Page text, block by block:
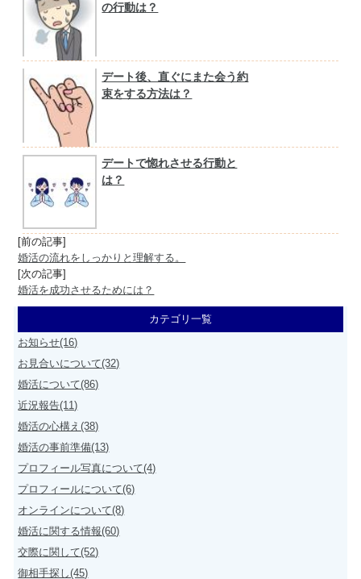
の行動は？
デート後、直ぐにまた会う約
束をする方法は？
デートで惚れさせる行動と
は？
[前の記事]
婚活の流れをしっかりと理解する。
[次の記事]
婚活を成功させるためには？
カテゴリ一覧
お知らせ(16)
お見合いについて(32)
婚活について(86)
近況報告(11)
婚活の心構え(38)
婚活の事前準備(13)
プロフィール写真について(4)
プロフィールについて(6)
オンラインについて(8)
婚活に関する情報(60)
交際に関して(52)
御相手探し(45)